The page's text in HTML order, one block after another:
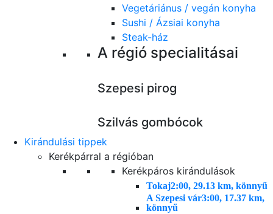
Vegetáriánus / vegán konyha
Sushi / Ázsiai konyha
Steak-ház
A régió specialitásai
Szepesi pirog
Szilvás gombócok
Kirándulási tippek
Kerékpárral a régióban
Kerékpáros kirándulások
Tokaj2:00, 29.13 km, könnyű
A Szepesi vár3:00, 17.37 km,
könnyű